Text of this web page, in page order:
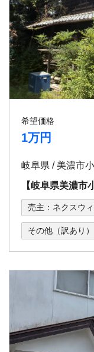
希望価格
1万円
岐阜県 / 美濃市
【岐⾩県美濃市
売主：ネクスウ
その他（訳あり）